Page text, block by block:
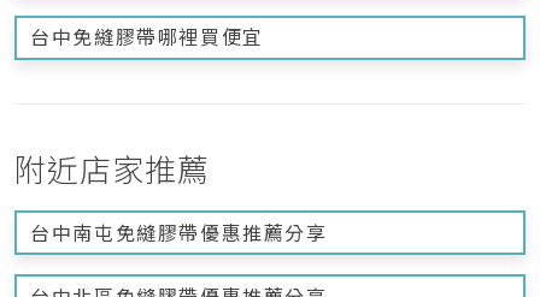
台中免縫膠帶哪裡買便宜
附近店家推薦
台中南屯免縫膠帶優惠推薦分享